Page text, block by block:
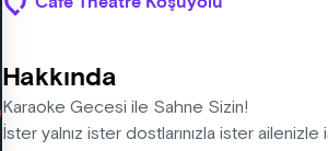
Hakkında
Karaoke Gecesi ile Sahne Sizin!
İster yalnız ister dostlarınızla ister